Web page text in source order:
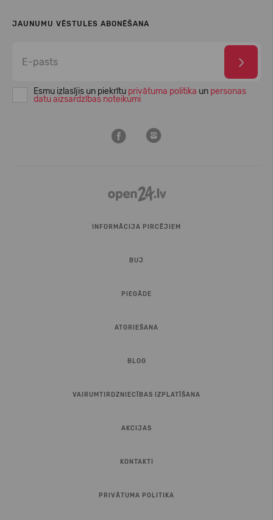
JAUNUMU VĒSTULES ABONĒŠANA
Esmu izlasījis un piekrītu privātuma politika un personas
datu aizsardzības noteikumi
INFORMĀCIJA PIRCĒJIEM
BUJ
PIEGĀDE
ATGRIEŠANA
BLOG
VAIRUMTIRDZNIECĪBAS IZPLATĪŠANA
AKCIJAS
KONTAKTI
PRIVĀTUMA POLITIKA